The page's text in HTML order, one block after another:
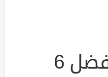
تعرف على افضل 6